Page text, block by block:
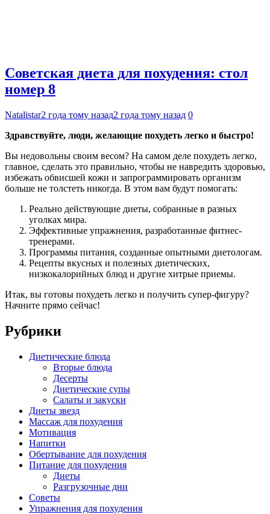
Советская диета для похудения: стол
номер 8
Natalistar2 года тому назад2 года тому назад 0
Здравствуйте, люди, желающие похудеть легко и быстро!
Вы недовольны своим весом? На самом деле похудеть легко,
главное, сделать это правильно, чтобы не навредить здоровью,
избежать обвисшей кожи и запрограммировать организм
больше не толстеть никогда. В этом вам будут помогать:
Реально действующие диеты, собранные в разных
уголках мира.
Эффективные упражнения, разработанные фитнес-
тренерами.
Программы питания, созданные опытными диетологам.
Рецепты вкусных и полезных диетических,
низкокалорийных блюд и другие хитрые приемы.
Итак, вы готовы похудеть легко и получить супер-фигуру?
Начните прямо сейчас!
Рубрики
Диетические блюда
Вторые блюда
Десерты
Диетические супы
Салаты и закуски
Диеты звезд
Массаж для похудения
Мотивация
Напитки
Обертывание для похудения
Питание для похудения
Диеты
Разгрузочные дни
Советы
Упражнения для похудения